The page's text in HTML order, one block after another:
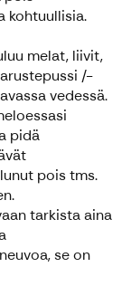
kohtuullisia.
melat, liivit,
/-
vedessä.
pidä
pois tms.
tarkista aina
se on